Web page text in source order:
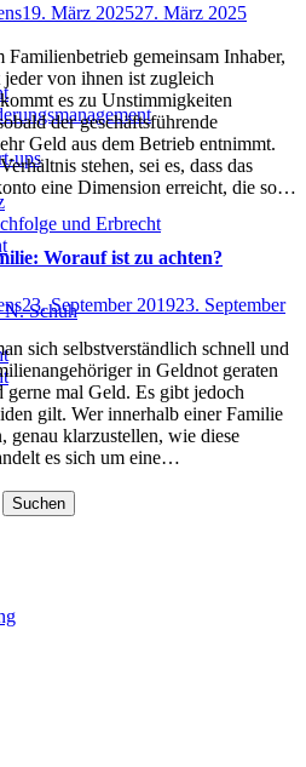
ups
und Erbrecht
Schuh
Posted
19. März 202527. März 2025
gemeinsam Inhaber,
jeder von ihnen ist zugleich
es zu Unstimmigkeiten
der geschäftsführende
Geld aus dem Betrieb entnimmt.
stehen, sei es, dass das
eine Dimension erreicht, die so…
Worauf ist zu achten?
Posted
on
23. September 201923. September
sich selbstverständlich schnell und
in Geldnot geraten
gerne mal Geld. Es gibt jedoch
gilt. Wer innerhalb einer Familie
genau klarzustellen, wie diese
es sich um eine…